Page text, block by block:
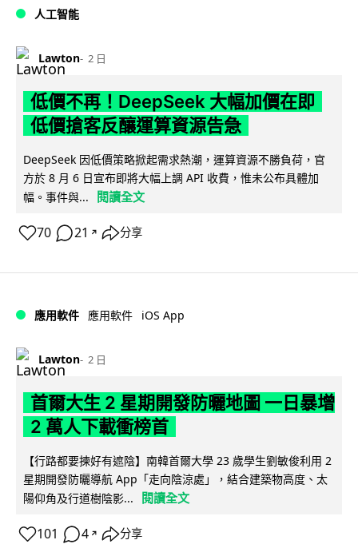
人工智能
Lawton 2 日
低價不再！DeepSeek 大幅加價在即
低價搶客反釀運算資源告急
DeepSeek 因低價策略掀起需求熱潮，運算資源不勝負荷，官
方於 8 月 6 日宣布即將大幅上調 API 收費，惟未公布具體加
幅。事件與...
閱讀全文
70 21 ↗ 分享
應用軟件 應用軟件 iOS App
Lawton 2 日
首爾大生 2 星期開發防曬地圖 一日暴增
2 萬人下載衝榜首
【行路都要揀好有遮陰】南韓首爾大學 23 歲學生劉敏俊利用 2
星期開發防曬導航 App「走向陰涼處」，結合建築物高度、太
陽仰角及行道樹陰影...
閱讀全文
101 4 ↗ 分享